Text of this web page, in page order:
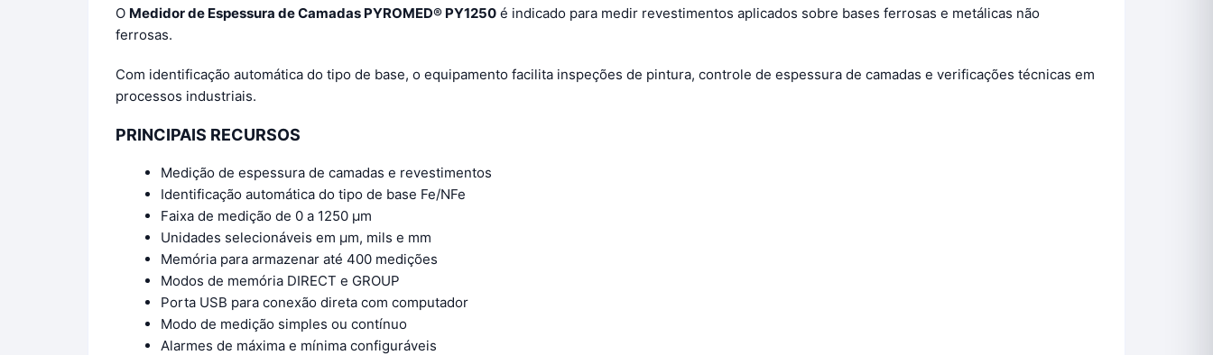
O Medidor de Espessura de Camadas PYROMED® PY1250 é indicado para medir revestimentos aplicados sobre bases ferrosas e metálicas não
ferrosas.
Com identificação automática do tipo de base, o equipamento facilita inspeções de pintura, controle de espessura de camadas e verificações técnicas em
processos industriais.
PRINCIPAIS RECURSOS
Medição de espessura de camadas e revestimentos
Identificação automática do tipo de base Fe/NFe
Faixa de medição de 0 a 1250 μm
Unidades selecionáveis em μm, mils e mm
Memória para armazenar até 400 medições
Modos de memória DIRECT e GROUP
Porta USB para conexão direta com computador
Modo de medição simples ou contínuo
Alarmes de máxima e mínima configuráveis